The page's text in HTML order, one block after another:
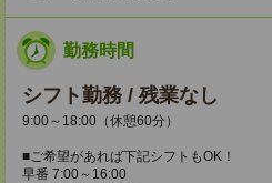
勤務時間
シフト勤務 / 残業なし
9:00～18:00（休憩60分）
■ご希望があれば下記シフトもOK！
早番 7:00～16:00